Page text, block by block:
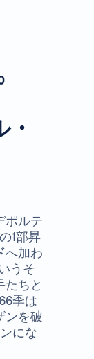
ポルテ
1部昇
へ加わ
うそ
たちと
季は
ンを破
にな